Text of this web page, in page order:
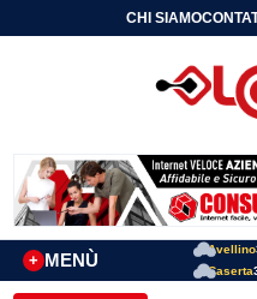
CHI SIAMO
MENÙ
+
Avellino
Caserta